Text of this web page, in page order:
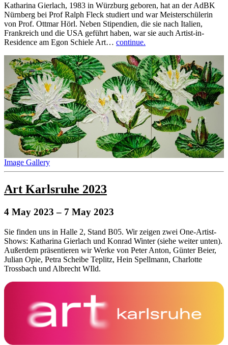
Katharina Gierlach, 1983 in Würzburg geboren, hat an der AdBK
Nürnberg bei Prof Ralph Fleck studiert und war Meisterschülerin
von Prof. Ottmar Hörl. Neben Stipendien, die sie nach Italien,
Frankreich und die USA geführt haben, war sie auch Artist-in-
Residence am Egon Schiele Art… continue.
Image Gallery
Art Karlsruhe 2023
4 May 2023 – 7 May 2023
Sie finden uns in Halle 2, Stand B05. Wir zeigen zwei One-Artist-
Shows: Katharina Gierlach und Konrad Winter (siehe weiter unten).
Außerdem präsentieren wir Werke von Peter Anton, Günter Beier,
Julian Opie, Petra Scheibe Teplitz, Hein Spellmann, Charlotte
Trossbach und Albrecht WIld.